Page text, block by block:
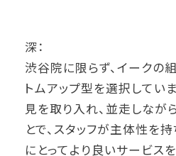
深：
渋谷院に限らず、イークの
トムアップ型を選択してい
見を取り入れ、並走しなが
とで、スタッフが主体性を
にとってより良いサービス